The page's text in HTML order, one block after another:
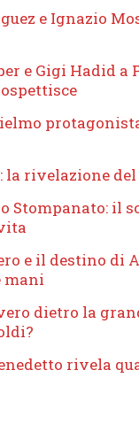
e Ignazio
e Gigi Hadid a
la rivelazione
Stompanato: il
e il destino di
mani
dietro la
rivela